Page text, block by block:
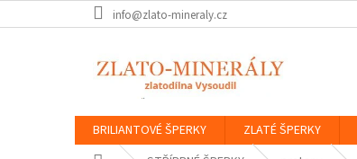
na
info@zlato-mineraly.cz
BRILIANTOVÉ ŠPERKY ZLATÉ ŠPERKY